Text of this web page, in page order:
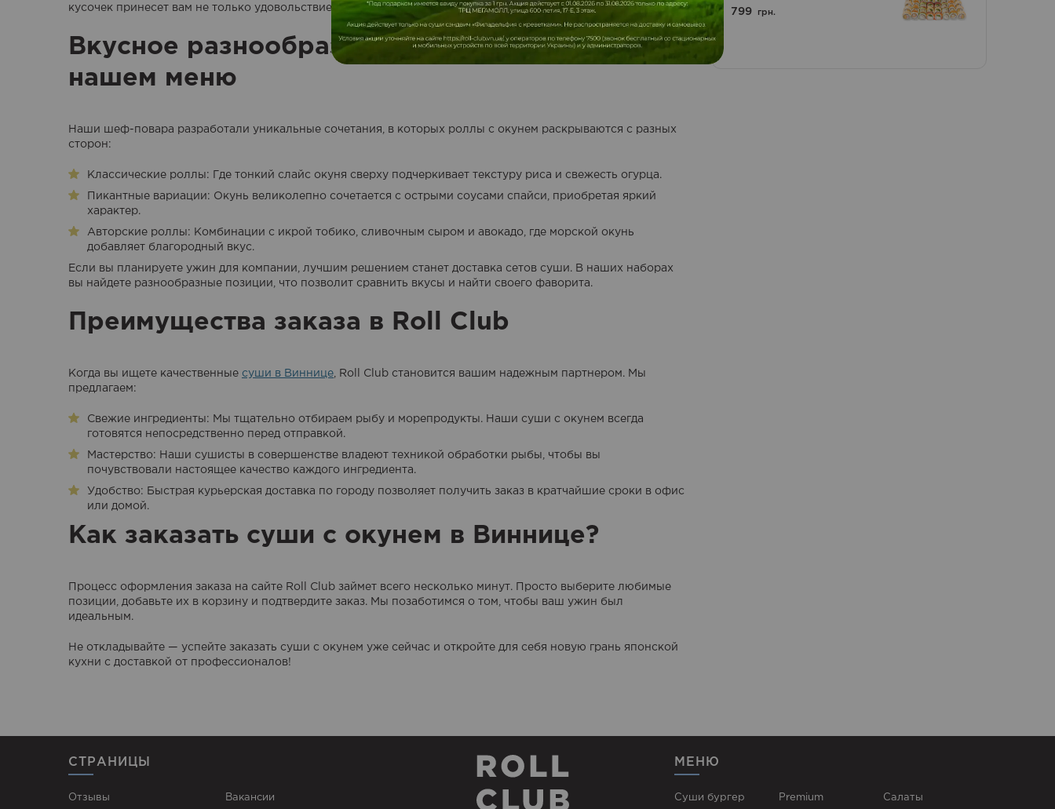
кусочек принесет вам не только удовольствие, но и пользу.
Вкусное разнообразие: роллы с окунем в
нашем меню
Наши шеф-повара разработали уникальные сочетания, в которых роллы с окунем раскрываются с разных
сторон:
Классические роллы: Где тонкий слайс окуня сверху подчеркивает текстуру риса и свежесть огурца.
Пикантные вариации: Окунь великолепно сочетается с острыми соусами спайси, приобретая яркий
характер.
Авторские роллы: Комбинации с икрой тобико, сливочным сыром и авокадо, где морской окунь
добавляет благородный вкус.
Если вы планируете ужин для компании, лучшим решением станет доставка сетов суши. В наших наборах
вы найдете разнообразные позиции, что позволит сравнить вкусы и найти своего фаворита.
Преимущества заказа в Roll Club
Когда вы ищете качественные суши в Виннице , Roll Club становится вашим надежным партнером. Мы
предлагаем:
Свежие ингредиенты: Мы тщательно отбираем рыбу и морепродукты. Наши суши с окунем всегда
готовятся непосредственно перед отправкой.
Мастерство: Наши сушисты в совершенстве владеют техникой обработки рыбы, чтобы вы
почувствовали настоящее качество каждого ингредиента.
Удобство: Быстрая курьерская доставка по городу позволяет получить заказ в кратчайшие сроки в офис
или домой.
Как заказать суши с окунем в Виннице?
Процесс оформления заказа на сайте Roll Club займет всего несколько минут. Просто выберите любимые
позиции, добавьте их в корзину и подтвердите заказ. Мы позаботимся о том, чтобы ваш ужин был
идеальным.
Не откладывайте — успейте заказать суши с окунем уже сейчас и откройте для себя новую грань японской
кухни с доставкой от профессионалов!
799
грн.
МЕНЮ
Суши бургер Premium Cалаты
СТРАНИЦЫ
Отзывы Вакансии